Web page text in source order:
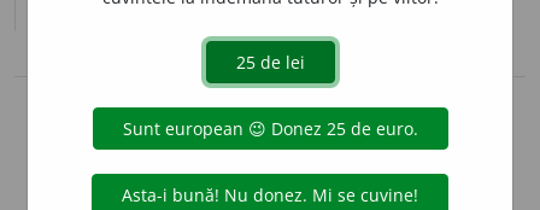
sinteza definițiilor (2)
definiții (37)
info
Aceste definiții sunt compilate de
echipa dexonline. Definițiile
originale se află pe filadefiniții.
Puteți reordona filele pe pagina de